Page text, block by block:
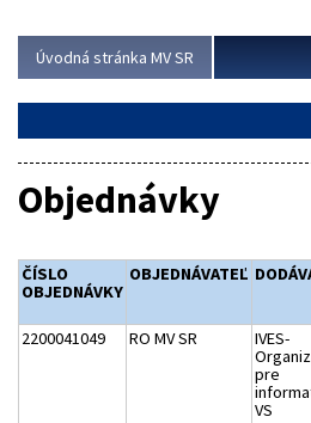
Úvodná stránka MV SR
Objednávky
ČÍSLO
OBJEDNÁVKY
OBJEDNÁVATEĽ
2200041049 RO MV SR
IVES-
pre
VS